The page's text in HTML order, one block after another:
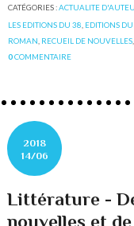
CATÉGORIES :ACTUALITE
LES EDITIONS DU 38, EDITIONS
ROMAN, RECUEIL DE NOUVELLES,
0COMMENTAIRE
2018
14/06
Littérature -
nouvelles et